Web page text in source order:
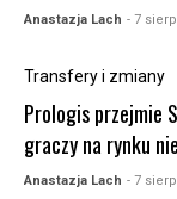
Anastazja Lach - 7
Transfery i zmiany
Prologis przejmie
graczy na rynku
Anastazja Lach - 7